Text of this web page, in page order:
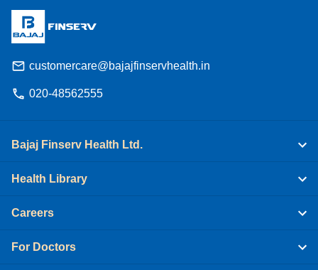
customercare@bajajfinservhealth.in
020-48562555
Bajaj Finserv Health Ltd.
Health Library
Careers
For Doctors